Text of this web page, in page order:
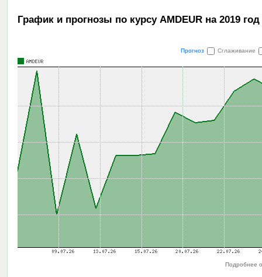
График и прогнозы по курсу AMDEUR на 2019 год
Прогноз Сглаживание
Подробнее